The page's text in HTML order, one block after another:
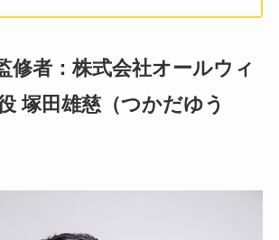
修者：株式会社オールウィ
塚田雄慈（つかだゆう